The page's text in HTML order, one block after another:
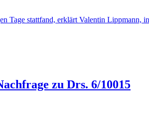
Tage stattfand, erklärt Valentin Lippmann,
zu Drs. 6/10015